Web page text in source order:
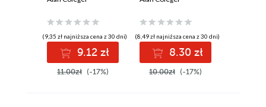
poradzić
(9,35 zł najniższa cena z 30 dni)
9.12 zł
11.00zł (-17%)
(8,49 zł najniższa cena z 30 dni)
8.30 zł
10.00zł (-17%)